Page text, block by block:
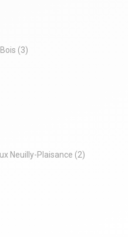
(3)
Neuilly-Plaisance (2)